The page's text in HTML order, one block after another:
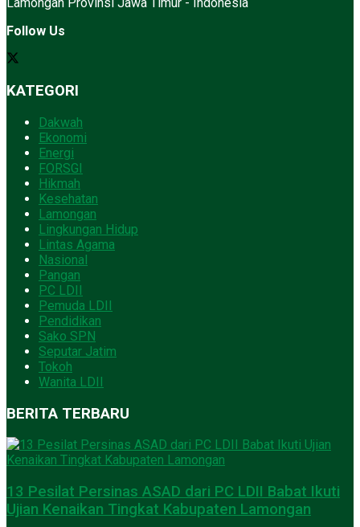
Follow Us
KATEGORI
Dakwah
Ekonomi
Energi
FORSGI
Hikmah
Kesehatan
Lamongan
Lingkungan Hidup
Lintas Agama
Nasional
Pangan
PC LDII
Pemuda LDII
Pendidikan
Sako SPN
Seputar Jatim
Tokoh
Wanita LDII
BERITA TERBARU
13 Pesilat Persinas ASAD dari PC LDII Babat Ikuti
Ujian Kenaikan Tingkat Kabupaten Lamongan